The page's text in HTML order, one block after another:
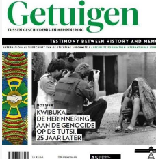
Nr. 128 (04/2019) De herinnering
aan de genocide op de Tutsi, 25
jaar later